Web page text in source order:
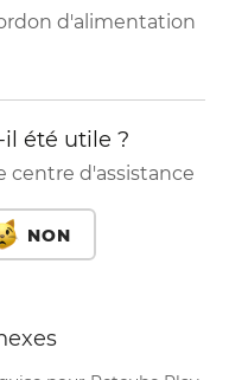
d'alimentation
été utile ?
centre d'assistance
NON